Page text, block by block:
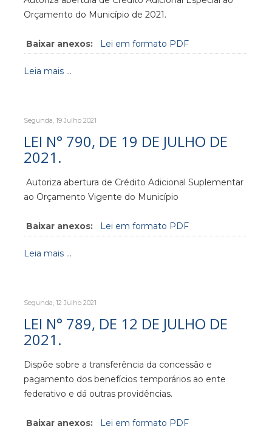
Orçamento do Município de 2021.
Baixar anexos: Lei em formato PDF
Leia mais ...
Segunda, 19 Julho 2021
LEI N° 790, DE 19 DE JULHO DE
2021.
Autoriza abertura de Crédito Adicional Suplementar
ao Orçamento Vigente do Município
Baixar anexos: Lei em formato PDF
Leia mais ...
Segunda, 12 Julho 2021
LEI N° 789, DE 12 DE JULHO DE
2021.
Dispõe sobre a transferência da concessão e
pagamento dos benefícios temporários ao ente
federativo e dá outras providências.
Baixar anexos: Lei em formato PDF